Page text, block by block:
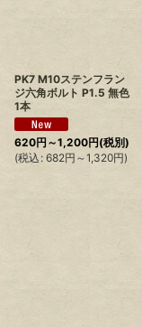
PK7 M10ステンフラン
ジ六角ボルト P1.5 無色
1本
620円 ～1,200円(税別)
(税込 : 682円 ～1,320円)